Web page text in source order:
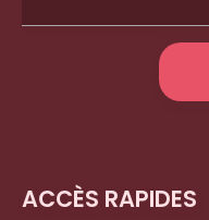
ACCÈS RAPIDES